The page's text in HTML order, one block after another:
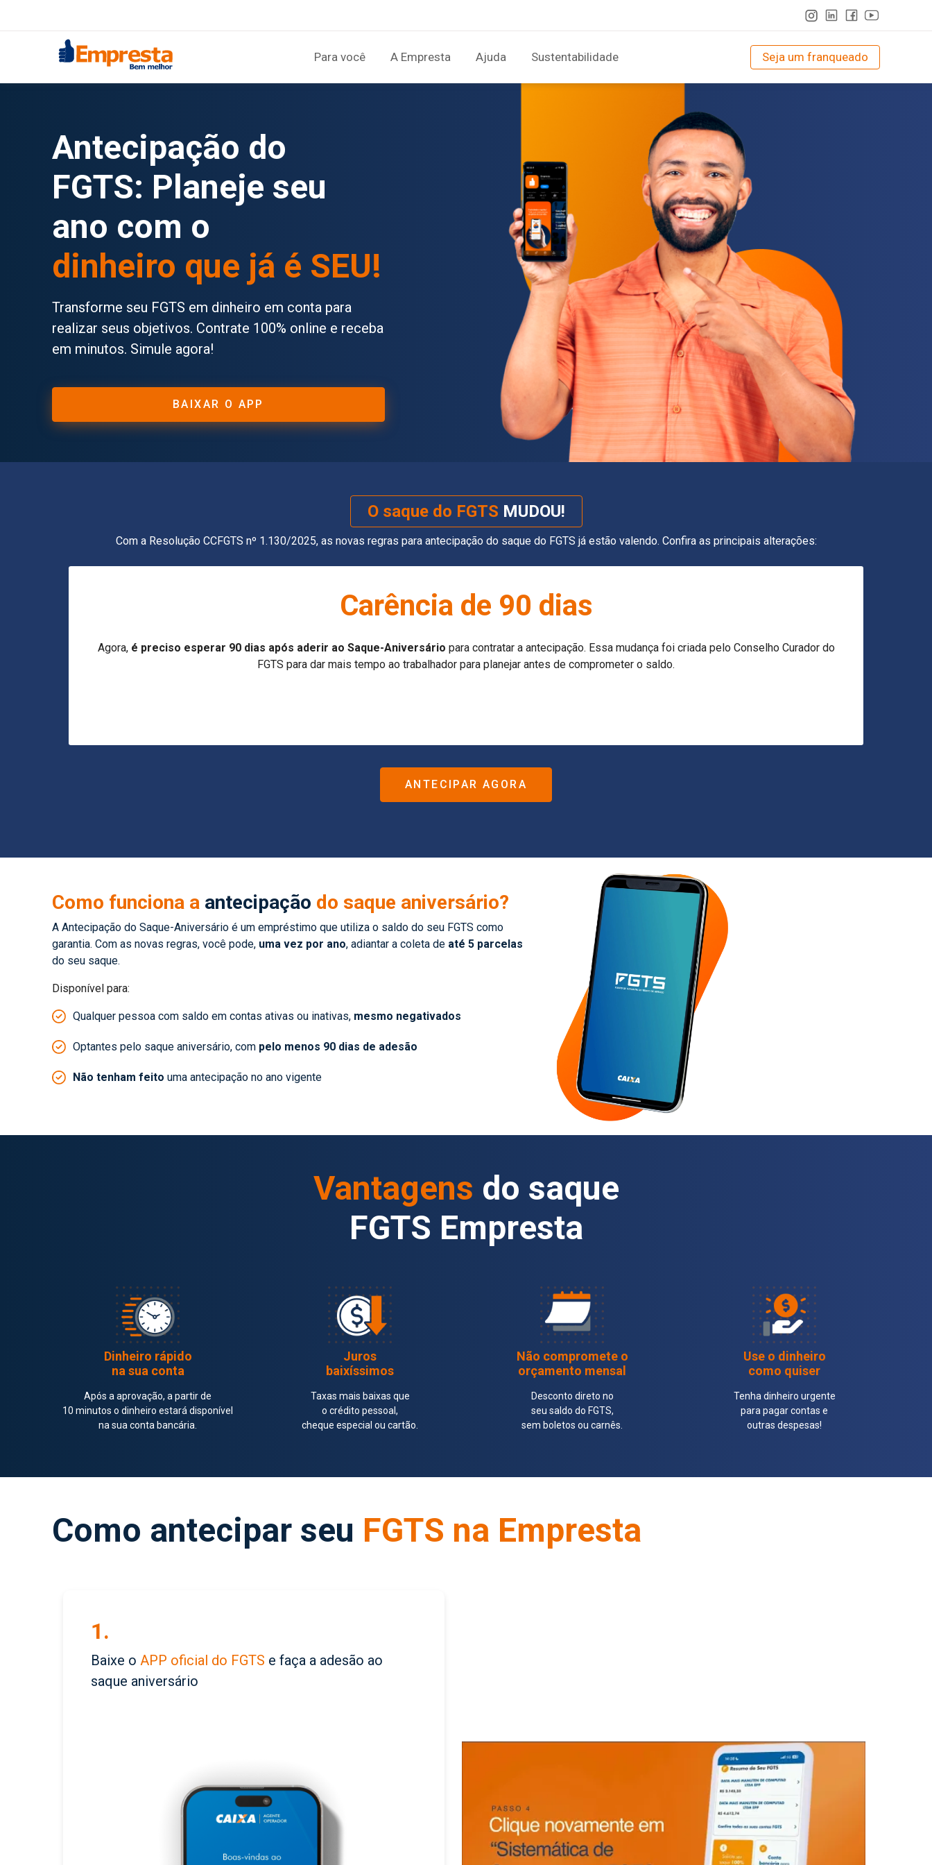
Para você A Empresta Ajuda Sustentabilidade Seja um franqueado
Antecipação do
FGTS: Planeje seu
ano com o
dinheiro que já é SEU!
Transforme seu FGTS em dinheiro em conta para
realizar seus objetivos. Contrate 100% online e receba
em minutos. Simule agora!
BAIXAR O APP
O saque do FGTS MUDOU!
Com a Resolução CCFGTS nº 1.130/2025, as novas regras para antecipação do saque do FGTS já estão valendo. Confira as principais alterações:
Limite de Antecipação
A regra geral permite antecipar até 3 saques anuais.
Regra de Transição:Até31 de outubro de 2026, será possível antecipar até 5 saques anuais.
ANTECIPAR AGORA
Como funciona a antecipação do saque aniversário?
A Antecipação do Saque-Aniversário é um empréstimo que utiliza o saldo do seu FGTS como
garantia. Com as novas regras, você pode, uma vez por ano, adiantar a coleta de até 5 parcelas
do seu saque.
Disponível para:
Qualquer pessoa com saldo em contas ativas ou inativas, mesmo negativados
Optantes pelo saque aniversário, com pelo menos 90 dias de adesão
Não tenham feito uma antecipação no ano vigente
Vantagens do saque
FGTS Empresta
Dinheiro rápido
na sua conta
Após a aprovação, a partir de
10 minutos o dinheiro estará disponível
na sua conta bancária.
Juros
baixíssimos
Taxas mais baixas que
o crédito pessoal,
cheque especial ou cartão.
Não compromete o
orçamento mensal
Desconto direto no
seu saldo do FGTS,
sem boletos ou carnês.
Use o dinheiro
como quiser
Tenha dinheiro urgente
para pagar contas e
outras despesas!
Como antecipar seu FGTS na Empresta
1.
Baixe o APP oficial do FGTS e faça a adesão ao
saque aniversário